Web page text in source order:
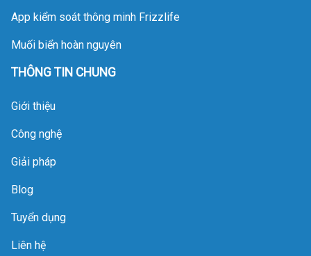
App kiểm soát thông minh Frizzlife
Muối biển hoàn nguyên
THÔNG TIN CHUNG
Giới thiệu
Công nghệ
Giải pháp
Blog
Tuyển dụng
Liên hệ